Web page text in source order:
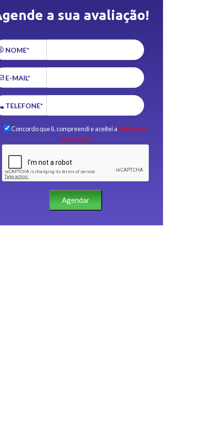
a sua avaliação!
NOME*
E-MAIL*
TELEFONE*
Concordo que li, compreendi e aceitei aPolítica de
Privacidade.
Agendar